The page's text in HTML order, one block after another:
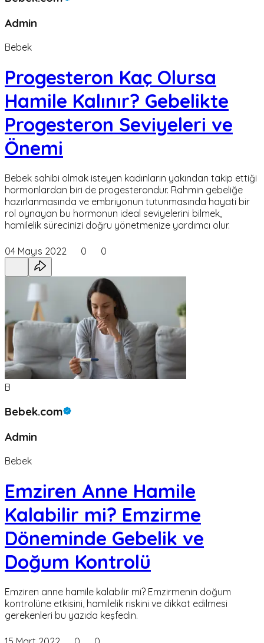
Admin
Bebek
Progesteron Kaç Olursa
Hamile Kalınır? Gebelikte
Progesteron Seviyeleri ve
Önemi
Bebek sahibi olmak isteyen kadınların yakından takip ettiği
hormonlardan biri de progesterondur. Rahmin gebeliğe
hazırlanmasında ve embriyonun tutunmasında hayati bir
rol oynayan bu hormonun ideal seviyelerini bilmek,
hamilelik sürecinizi doğru yönetmenize yardımcı olur.
04 Mayıs 2022 0 0
B
Bebek.com
Admin
Bebek
Emziren Anne Hamile
Kalabilir mi? Emzirme
Döneminde Gebelik ve
Doğum Kontrolü
Emziren anne hamile kalabilir mi? Emzirmenin doğum
kontrolüne etkisini, hamilelik riskini ve dikkat edilmesi
gerekenleri bu yazıda keşfedin.